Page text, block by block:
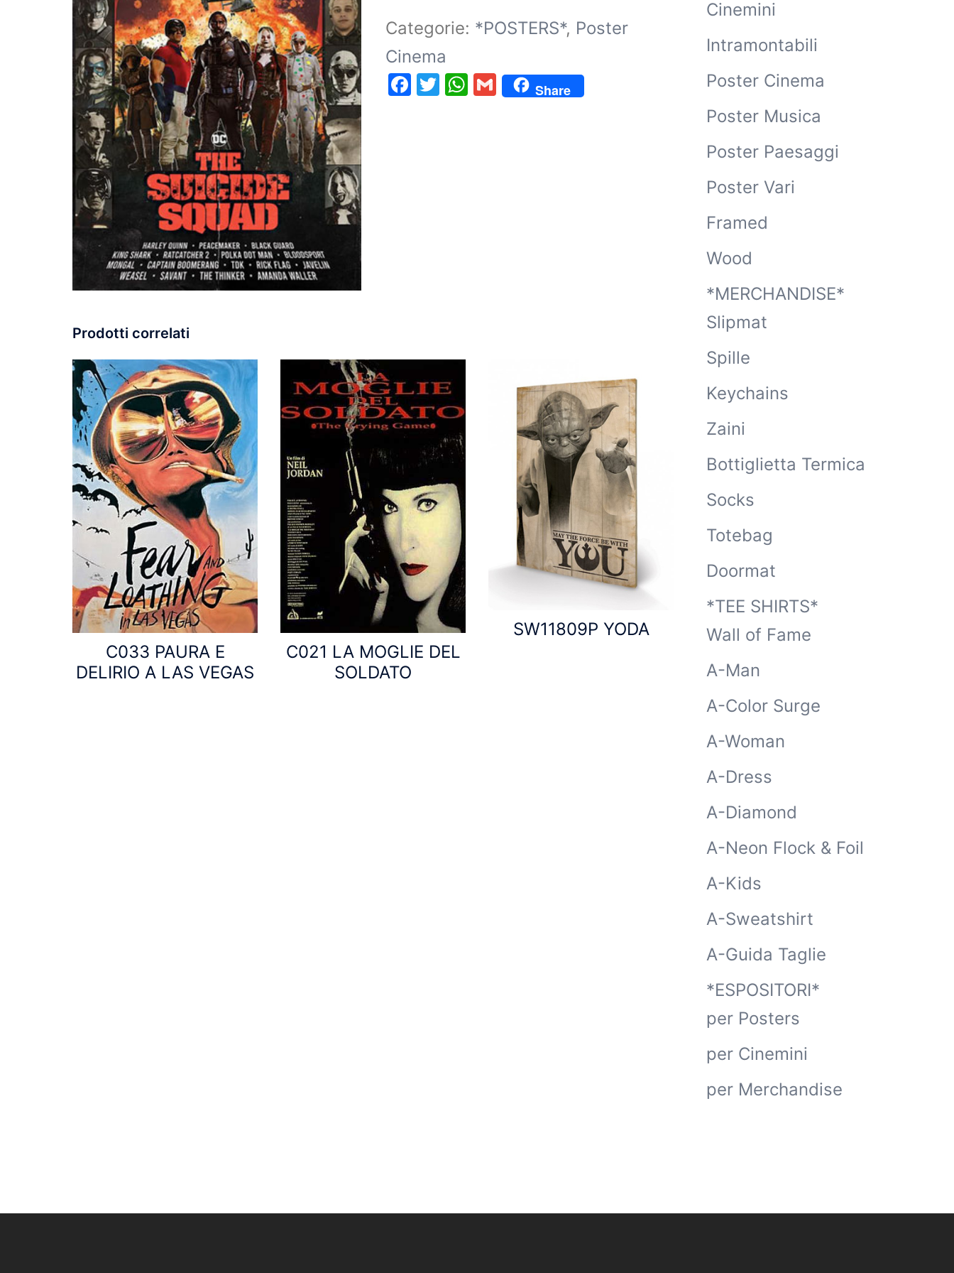
Categorie: *POSTERS*, Poster
Cinema
Facebook
Twitter
WhatsApp
Gmail
Share
Prodotti correlati
C033 PAURA E
DELIRIO A LAS VEGAS
C021 LA MOGLIE DEL
SOLDATO
SW11809P YODA
Cinemini
Intramontabili
Poster Cinema
Poster Musica
Poster Paesaggi
Poster Vari
Framed
Wood
*MERCHANDISE*
Slipmat
Spille
Keychains
Zaini
Bottiglietta Termica
Socks
Totebag
Doormat
*TEE SHIRTS*
Wall of Fame
A-Man
A-Color Surge
A-Woman
A-Dress
A-Diamond
A-Neon Flock & Foil
A-Kids
A-Sweatshirt
A-Guida Taglie
*ESPOSITORI*
per Posters
per Cinemini
per Merchandise